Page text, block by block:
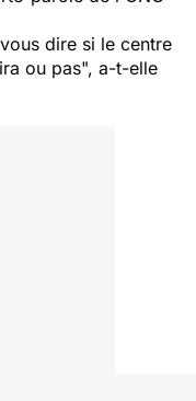
dire si le centre
ou pas", a-t-elle